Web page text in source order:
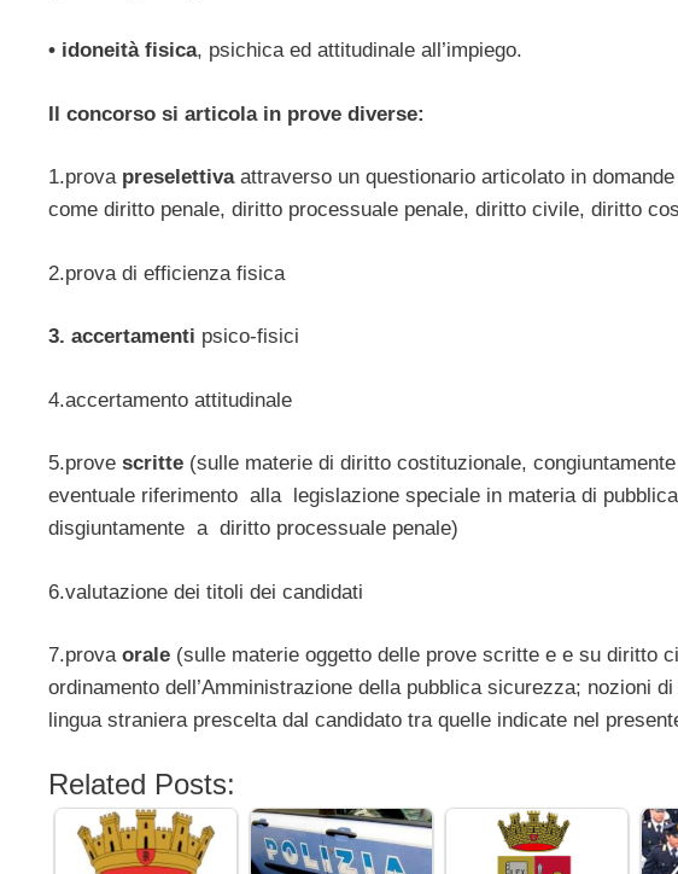
• idoneità fisica, psichica ed attitudinale all’impiego.
Il concorso si articola in prove diverse:
1.prova preselettivaattraverso un questionario articolato in
come diritto penale, diritto processuale penale, diritto civile, diritto
2.prova di efficienza fisica
3. accertamenti psico-fisici
4.accertamento attitudinale
5.prove scritte (sulle materie di diritto costituzionale,
eventuale riferimento alla legislazione speciale in materia di
disgiuntamente a diritto processuale penale)
6.valutazione dei titoli dei candidati
7.prova orale (sulle materie oggetto delle prove scritte e e su diritto
ordinamento dell’Amministrazione della pubblica sicurezza; nozioni
lingua straniera prescelta dal candidato tra quelle indicate nel
Related Posts: